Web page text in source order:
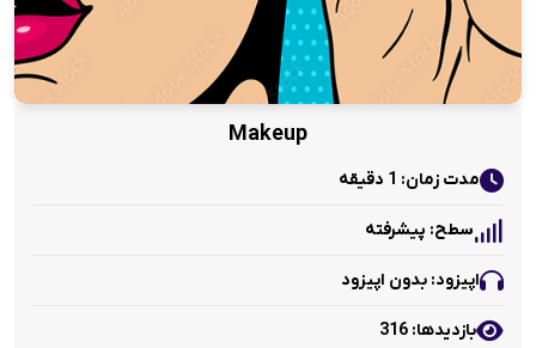
Makeup
مدت زمان: 1 دقیقه
سطح: پیشرفته
اپیزود: بدون اپیزود
بازدید‌ها: 316